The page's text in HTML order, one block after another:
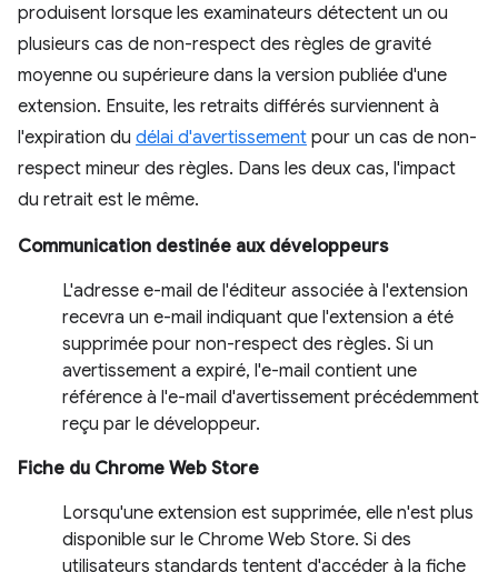
produisent lorsque les examinateurs détectent un ou
plusieurs cas de non-respect des règles de gravité
moyenne ou supérieure dans la version publiée d'une
extension. Ensuite, les retraits différés surviennent à
l'expiration du délai d'avertissement pour un cas de non-
respect mineur des règles. Dans les deux cas, l'impact
du retrait est le même.
Communication destinée aux développeurs
L'adresse e-mail de l'éditeur associée à l'extension
recevra un e-mail indiquant que l'extension a été
supprimée pour non-respect des règles. Si un
avertissement a expiré, l'e-mail contient une
référence à l'e-mail d'avertissement précédemment
reçu par le développeur.
Fiche du Chrome Web Store
Lorsqu'une extension est supprimée, elle n'est plus
disponible sur le Chrome Web Store. Si des
utilisateurs standards tentent d'accéder à la fiche